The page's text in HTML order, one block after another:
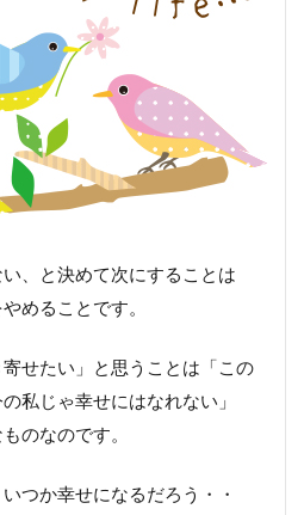
、と決めて次にすることは
めることです。
せたい」と思うことは「この
私じゃ幸せにはなれない」
のなのです。
つか幸せになるだろう・・